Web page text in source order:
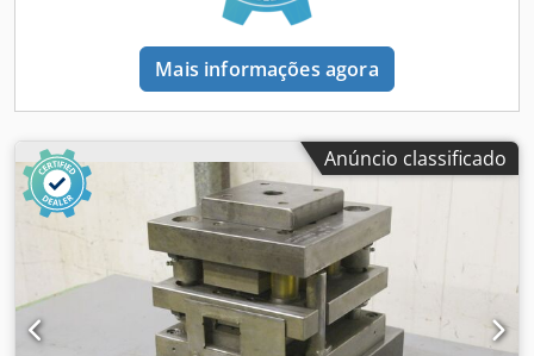
Mais informações agora
Anúncio classificado